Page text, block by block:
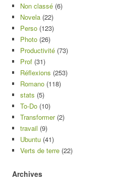
Non classé (6)
Novela (22)
Perso (123)
Photo (26)
Productivité (73)
Prof (31)
Réflexions (253)
Romano (118)
stats (5)
To-Do (10)
Transformer(2)
travail (9)
Ubuntu (41)
Verts de terre (22)
Archives